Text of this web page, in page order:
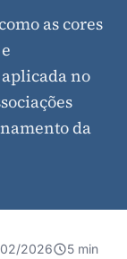
as cores
no
da
2026 5 min